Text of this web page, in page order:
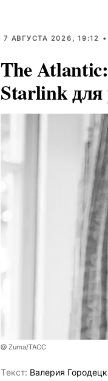
7 АВГУСТА 2026, 19:12 •
The
Starlink для
@ Zuma/ТАСС
Tекст: Валерия